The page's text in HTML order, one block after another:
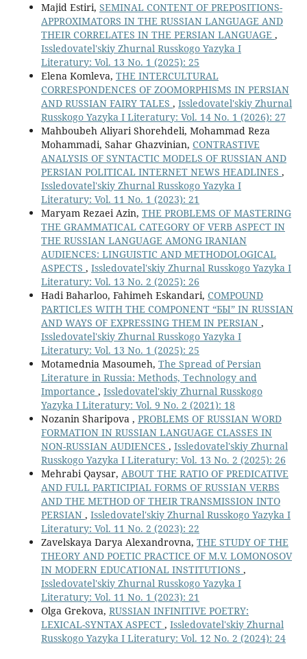
Majid Estiri, SEMINAL CONTENT OF PREPOSITIONS-
APPROXIMATORS IN THE RUSSIAN LANGUAGE AND
THEIR CORRELATES IN THE PERSIAN LANGUAGE ,
Issledovatel'skiy Zhurnal Russkogo Yazyka I
Literatury: Vol. 13 No. 1 (2025): 25
Elena Komleva, THE INTERCULTURAL
CORRESPONDENCES OF ZOOMORPHISMS IN PERSIAN
AND RUSSIAN FAIRY TALES , Issledovatel'skiy Zhurnal
Russkogo Yazyka I Literatury: Vol. 14 No. 1 (2026): 27
Mahboubeh Aliyari Shorehdeli, Mohammad Reza
Mohammadi, Sahar Ghazvinian, CONTRASTIVE
ANALYSIS OF SYNTACTIC MODELS OF RUSSIAN AND
PERSIAN POLITICAL INTERNET NEWS HEADLINES ,
Issledovatel'skiy Zhurnal Russkogo Yazyka I
Literatury: Vol. 11 No. 1 (2023): 21
Maryam Rezaei Azin, THE PROBLEMS OF MASTERING
THE GRAMMATICAL CATEGORY OF VERB ASPECT IN
THE RUSSIAN LANGUAGE AMONG IRANIAN
AUDIENCES: LINGUISTIC AND METHODOLOGICAL
ASPECTS , Issledovatel'skiy Zhurnal Russkogo Yazyka I
Literatury: Vol. 13 No. 2 (2025): 26
Hadi Baharloo, Fahimeh Eskandari, COMPOUND
PARTICLES WITH THE COMPONENT “БЫ” IN RUSSIAN
AND WAYS OF EXPRESSING THEM IN PERSIAN ,
Issledovatel'skiy Zhurnal Russkogo Yazyka I
Literatury: Vol. 13 No. 1 (2025): 25
Motamednia Masoumeh, The Spread of Persian
Literature in Russia: Methods, Technology and
Importance , Issledovatel'skiy Zhurnal Russkogo
Yazyka I Literatury: Vol. 9 No. 2 (2021): 18
Nozanin Sharipova , PROBLEMS OF RUSSIAN WORD
FORMATION IN RUSSIAN LANGUAGE CLASSES IN
NON-RUSSIAN AUDIENCES , Issledovatel'skiy Zhurnal
Russkogo Yazyka I Literatury: Vol. 13 No. 2 (2025): 26
Mehrabi Qaysar, ABOUT THE RATIO OF PREDICATIVE
AND FULL PARTICIPIAL FORMS OF RUSSIAN VERBS
AND THE METHOD OF THEIR TRANSMISSION INTO
PERSIAN , Issledovatel'skiy Zhurnal Russkogo Yazyka I
Literatury: Vol. 11 No. 2 (2023): 22
Zavelskaya Darya Alexandrovna, THE STUDY OF THE
THEORY AND POETIC PRACTICE OF M.V. LOMONOSOV
IN MODERN EDUCATIONAL INSTITUTIONS ,
Issledovatel'skiy Zhurnal Russkogo Yazyka I
Literatury: Vol. 11 No. 1 (2023): 21
Olga Grekova, RUSSIAN INFINITIVE POETRY:
LEXICAL-SYNTAX ASPECT , Issledovatel'skiy Zhurnal
Russkogo Yazyka I Literatury: Vol. 12 No. 2 (2024): 24